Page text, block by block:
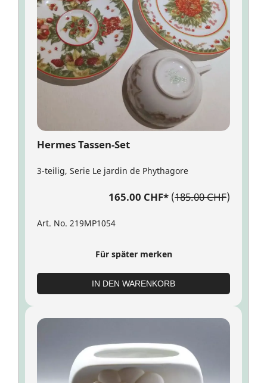
Hermes Tassen-Set
3-teilig, Serie Le jardin de Phythagore
165.00 CHF* (185.00 CHF)
Art. No. 219MP1054
Für später merken
IN DEN WARENKORB